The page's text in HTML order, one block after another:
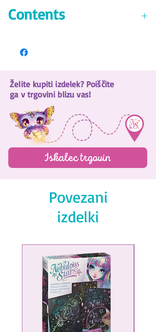
Contents
120+ stickers
Note pad of 25 sheets
Star’s complete story
Želite kupiti izdelek? Poiščite
ga v trgovini blizu vas!
Iskalec trgovin
Povezani
izdelki